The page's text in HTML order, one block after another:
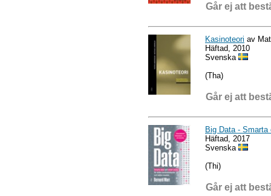
Går ej att
Kasinoteori av
Häftad, 2010
Svenska
(Tha)
Går ej att
Big Data -
Häftad, 2017
Svenska
(Thi)
Går ej att